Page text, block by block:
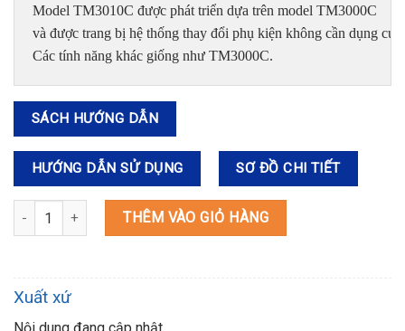
Model TM3010C được phát triển dựa trên model TM3000C
và được trang bị hệ thống thay đổi phụ kiện không cần dụng cụ.
Các tính năng khác giống như TM3000C.
SÁCH HƯỚNG DẪN
HƯỚNG DẪN SỬ DỤNG SƠ ĐỒ CHI TIẾT
TM3010CX14 MÁY ĐA NĂNG số lượng
THÊM VÀO GIỎ HÀNG
Xuất xứ